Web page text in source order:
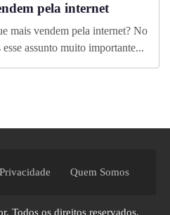
pela internet
mais vendem pela internet? No
assunto muito importante...
Quem Somos
. Todos os direitos reservados.